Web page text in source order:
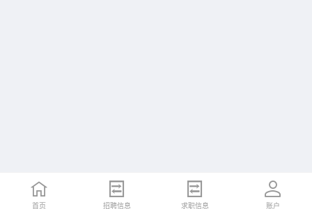
首页 招聘信息 求职信息 账户